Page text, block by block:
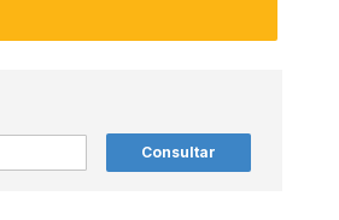
Consultar